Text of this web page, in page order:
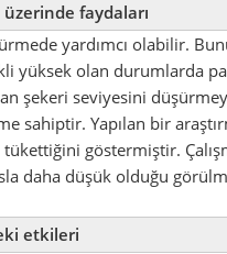
faydaları
yardımcı olabilir.
yüksek olan durumlarda
şekeri seviyesini
sahiptir. Yapılan bir
göstermiştir.
daha düşük olduğu
etkileri